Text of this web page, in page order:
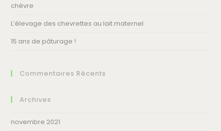
chèvre
L’élevage des chevrettes au lait maternel
15 ans de pâturage !
Commentaires Récents
Archives
novembre 2021